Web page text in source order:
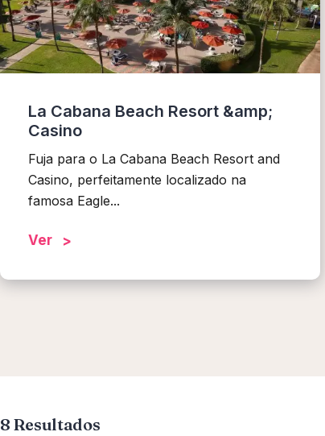
La Cabana Beach Resort &amp;
Casino
Fuja para o La Cabana Beach Resort and
Casino, perfeitamente localizado na
famosa Eagle...
Ver
8 Resultados